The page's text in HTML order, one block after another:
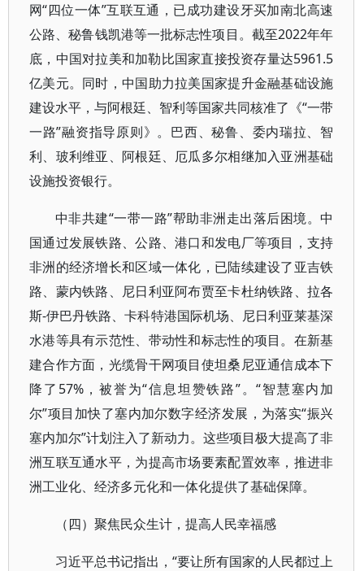
网“四位一体”互联互通，已成功建设牙买加南北高速
公路、秘鲁钱凯港等一批标志性项目。截至2022年年
底，中国对拉美和加勒比国家直接投资存量达5961.5
亿美元。同时，中国助力拉美国家提升金融基础设施
建设水平，与阿根廷、智利等国家共同核准了《“一带
一路”融资指导原则》。巴西、秘鲁、委内瑞拉、智
利、玻利维亚、阿根廷、厄瓜多尔相继加入亚洲基础
设施投资银行。
中非共建“一带一路”帮助非洲走出落后困境。中
国通过发展铁路、公路、港口和发电厂等项目，支持
非洲的经济增长和区域一体化，已陆续建设了亚吉铁
路、蒙内铁路、尼日利亚阿布贾至卡杜纳铁路、拉各
斯-伊巴丹铁路、卡科特港国际机场、尼日利亚莱基深
水港等具有示范性、带动性和标志性的项目。在新基
建合作方面，光缆骨干网项目使坦桑尼亚通信成本下
降了57%，被誉为“信息坦赞铁路”。“智慧塞内加
尔”项目加快了塞内加尔数字经济发展，为落实“振兴
塞内加尔”计划注入了新动力。这些项目极大提高了非
洲互联互通水平，为提高市场要素配置效率，推进非
洲工业化、经济多元化和一体化提供了基础保障。
（四）聚焦民众生计，提高人民幸福感
习近平总书记指出，“要让所有国家的人民都过上